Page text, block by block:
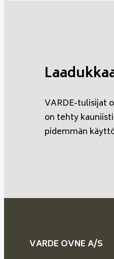
VARDE-tulisijat
on tehty
pidemmän
VARDE OVNE A/S